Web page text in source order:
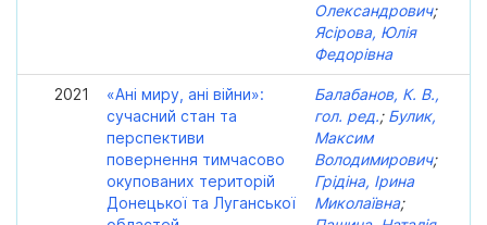
Олександрович;
Ясірова, Юлія
Федорівна
2021
«Ані миру, ані війни»:
сучасний стан та
перспективи
повернення тимчасово
окупованих територій
Донецької та Луганської
Балабанов, К. В.,
гол. ред.; Булик,
Максим
Володимирович;
Грідіна, Ірина
Миколаївна;